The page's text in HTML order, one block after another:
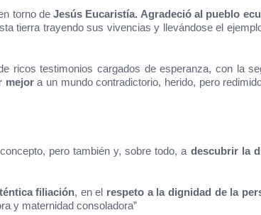
torno de Jesús Eucaristía. Agradeció al pueblo
tierra trayendo sus vivencias y llevándose el
ricos testimonios cargados de esperanza, con la
mejora un mundo contradictorio, herido, pero
pero también y, sobre todo, a descubrir la
filiación, en el respeto a la dignidad de la
y maternidad consoladora”